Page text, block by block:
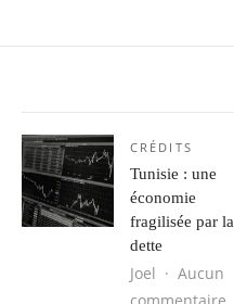
CRÉDITS
Tunisie : une
économie
fragilisée par la
dette
Joel
Aucun